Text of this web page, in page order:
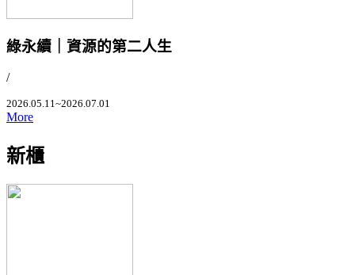
綠永續｜資源的第二人生
/
2026.05.11~2026.07.01
More
新櫃